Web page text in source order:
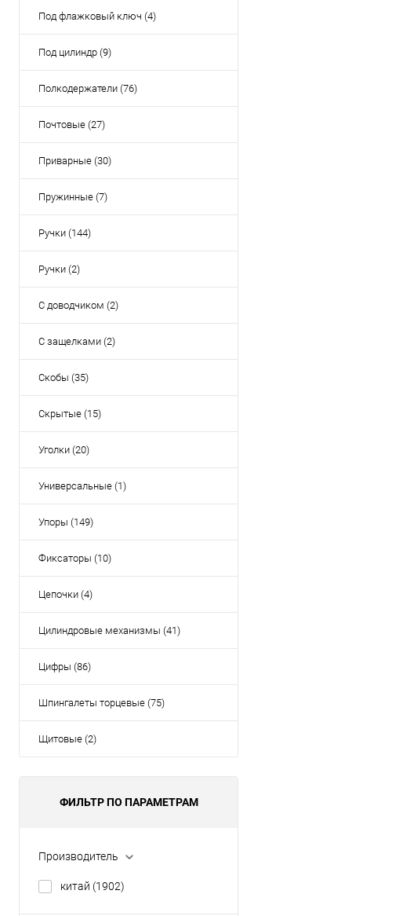
Под флажковый ключ (4)
Под цилиндр (9)
Полкодержатели (76)
Почтовые (27)
Приварные (30)
Пружинные (7)
Ручки (144)
Ручки (2)
С доводчиком (2)
С защелками (2)
Скобы (35)
Скрытые (15)
Уголки (20)
Универсальные (1)
Упоры (149)
Фиксаторы (10)
Цепочки (4)
Цилиндровые механизмы (41)
Цифры (86)
Шпингалеты торцевые (75)
Щитовые (2)
ФИЛЬТР ПО ПАРАМЕТРАМ
Производитель
китай (1902)